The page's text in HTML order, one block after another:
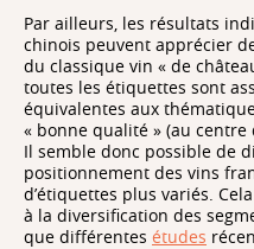
Par ailleurs, les résultats
chinois peuvent apprécier
du classique vin « de
toutes les étiquettes sont
équivalentes aux
« bonne qualité » (au centre
Il semble donc possible de
positionnement des vins
d’étiquettes plus variés.
à la diversification des
que différentes études